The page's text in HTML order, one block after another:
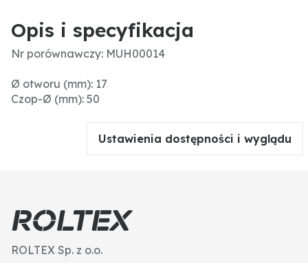
Opis i specyfikacja
Nr porównawczy: MUH00014
Ø otworu (mm): 17
Czop-Ø (mm): 50
Ustawienia dostępności i wyglądu
ROLTEX Sp. z o.o.